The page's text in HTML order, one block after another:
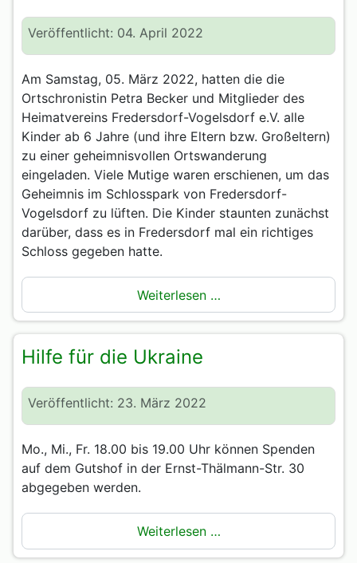
Veröffentlicht: 04. April 2022
Am Samstag, 05. März 2022, hatten die die
Ortschronistin Petra Becker und Mitglieder des
Heimatvereins Fredersdorf-Vogelsdorf e.V. alle
Kinder ab 6 Jahre (und ihre Eltern bzw. Großeltern)
zu einer geheimnisvollen Ortswanderung
eingeladen. Viele Mutige waren erschienen, um das
Geheimnis im Schlosspark von Fredersdorf-
Vogelsdorf zu lüften. Die Kinder staunten zunächst
darüber, dass es in Fredersdorf mal ein richtiges
Schloss gegeben hatte.
Weiterlesen …
Hilfe für die Ukraine
Veröffentlicht: 23. März 2022
Mo., Mi., Fr. 18.00 bis 19.00 Uhr können Spenden
auf dem Gutshof in der Ernst-Thälmann-Str. 30
abgegeben werden.
Weiterlesen …